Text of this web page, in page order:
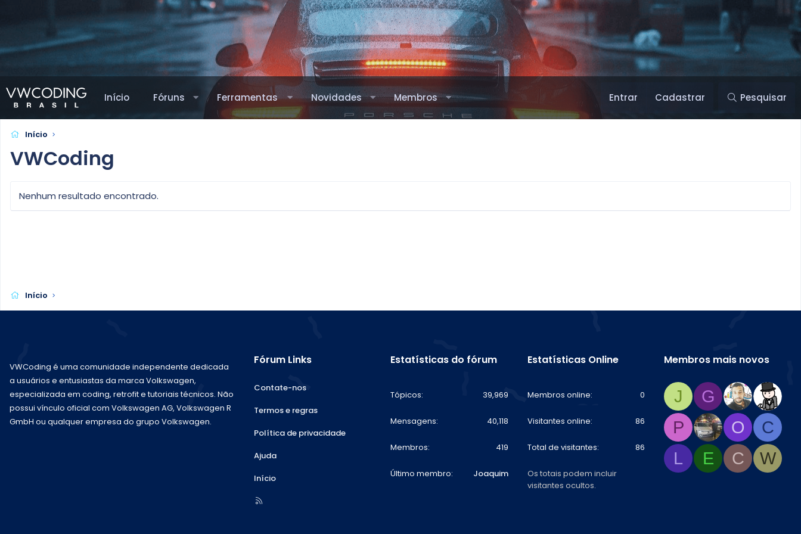
Início Fóruns Ferramentas Novidades Membros Entrar Cadastrar Pesquisar
Início
VWCoding
Nenhum resultado encontrado.
Início
VWCoding é uma comunidade independente dedicada
a usuários e entusiastas da marca Volkswagen,
especializada em coding, retrofit e tutoriais técnicos. Não
possui vínculo oficial com Volkswagen AG, Volkswagen R
GmbH ou qualquer empresa do grupo Volkswagen.
Fórum Links
Contate-nos
Termos e regras
Política de privacidade
Ajuda
Início
R
Estatísticas do fórum
Tópicos 39,969
Mensagens 40,118
Membros 419
Último membro Joaquim
Estatísticas Online
Membros online 0
Visitantes online 86
Total de visitantes 86
Os totais podem incluir
visitantes ocultos.
Membros mais novos
J
G
P
O
C
L
E C W